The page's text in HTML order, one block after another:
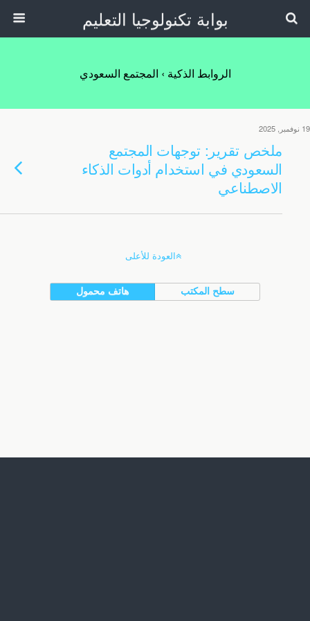
بوابة تكنولوجيا التعليم
الروابط الذكية › المجتمع السعودي
19 نوفمبر, 2025
ملخص تقرير: توجهات المجتمع
السعودي في استخدام أدوات الذكاء
الاصطناعي
العودة للأعلى
هاتف محمول سطح المكتب